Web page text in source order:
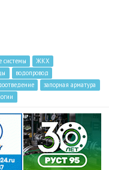
системы
ЖКХ
водопровод
запорная арматура